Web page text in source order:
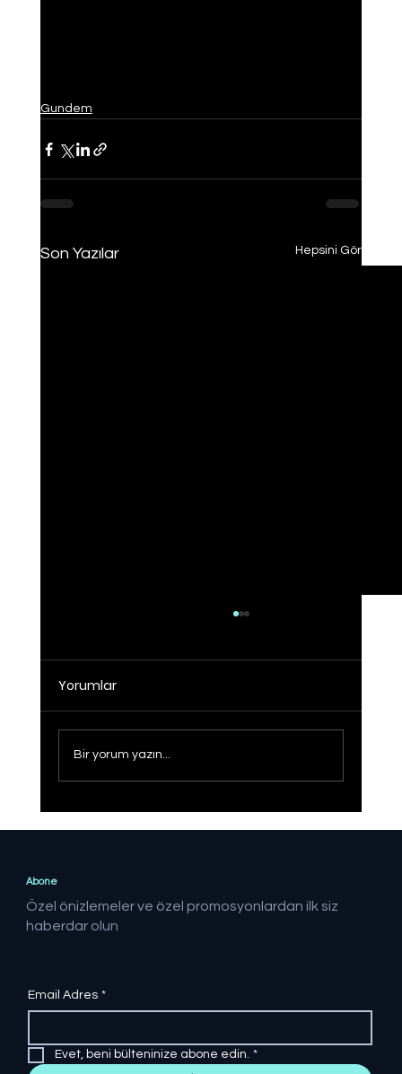
Gundem
Son Yazılar Hepsini Gör
Yorumlar
Bir yorum yazın...
Abone
Özel önizlemeler ve özel promosyonlardan ilk siz
haberdar olun
Email Adres *
Evet, beni bülteninize abone edin. *